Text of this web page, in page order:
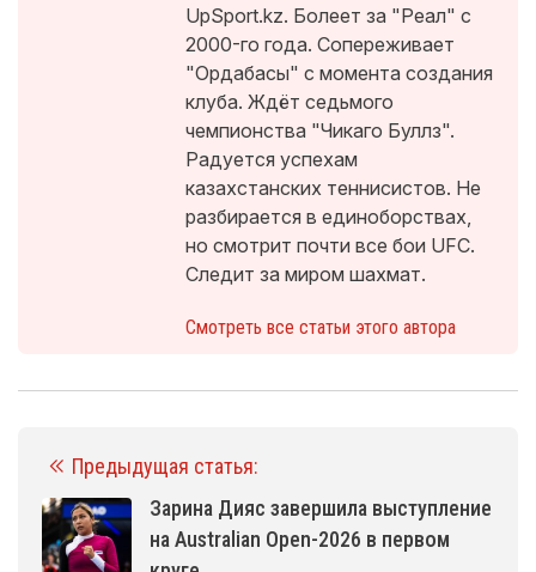
UpSport.kz. Болеет за "Реал" с
2000-го года. Сопереживает
"Ордабасы" с момента создания
клуба. Ждёт седьмого
чемпионства "Чикаго Буллз".
Радуется успехам
казахстанских теннисистов. Не
разбирается в единоборствах,
но смотрит почти все бои UFC.
Следит за миром шахмат.
Смотреть все статьи этого автора
Предыдущая статья:
Зарина Дияс завершила выступление
на Australian Open-2026 в первом